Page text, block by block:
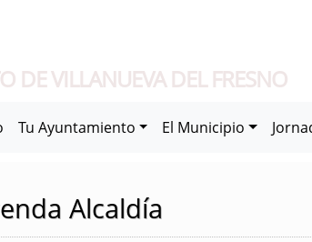
DE VILLANUEVA DEL FRESNO
Tu Ayuntamiento El Municipio
Alcaldía